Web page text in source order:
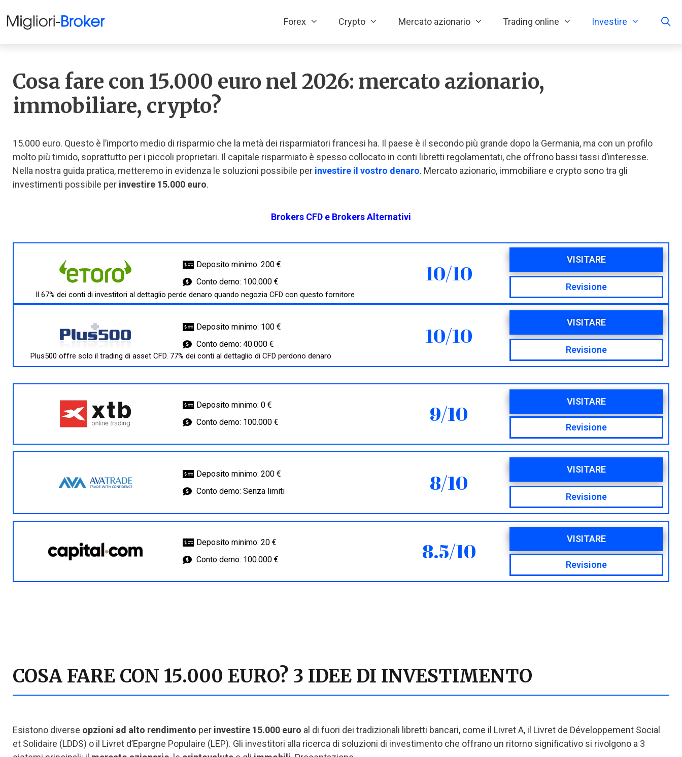
Forex Crypto Mercato azionario Trading online Investire
Cosa fare con 15.000 euro nel 2026: mercato azionario,
immobiliare, crypto?
15.000 euro. Questo è l’importo medio di risparmio che la metà dei risparmiatori francesi ha. Il paese è il secondo più grande dopo la Germania, ma con un profilo
molto più timido, soprattutto per i piccoli proprietari. Il capitale risparmiato è spesso collocato in conti libretti regolamentati, che offrono bassi tassi d’interesse.
Nella nostra guida pratica, metteremo in evidenza le soluzioni possibile per investire il vostro denaro. Mercato azionario, immobiliare e crypto sono tra gli
investimenti possibile per investire 15.000 euro.
Brokers CFD e Brokers Alternativi
Deposito minimo: 200 €
Conto demo: 100.000 €
10/10
VISITARE
Revisione
Il 67% dei conti di investitori al dettaglio perde denaro quando negozia CFD con questo fornitore
Deposito minimo: 100 €
Conto demo: 40.000 €
10/10
VISITARE
Revisione
Plus500 offre solo il trading di asset CFD. 77% dei conti al dettaglio di CFD perdono denaro
Deposito minimo: 0 €
Conto demo: 100.000 €
9/10
VISITARE
Revisione
Deposito minimo: 200 €
Conto demo: Senza limiti
8/10
VISITARE
Revisione
Deposito minimo: 20 €
Conto demo: 100.000 €
8.5/10
VISITARE
Revisione
COSA FARE CON 15.000 EURO? 3 IDEE DI INVESTIMENTO
Esistono diverse opzioni ad alto rendimento per investire 15.000 euro al di fuori dei tradizionali libretti bancari, come il Livret A, il Livret de Développement Social
et Solidaire (LDDS) o il Livret d’Epargne Populaire (LEP). Gli investitori alla ricerca di soluzioni di investimento che offrano un ritorno significativo si rivolgono a 3